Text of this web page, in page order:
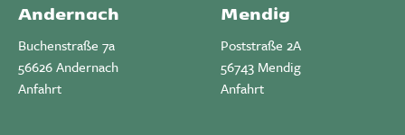
Andernach
Buchenstraße 7a
56626 Andernach
Anfahrt
Mendig
Poststraße 2A
56743 Mendig
Anfahrt